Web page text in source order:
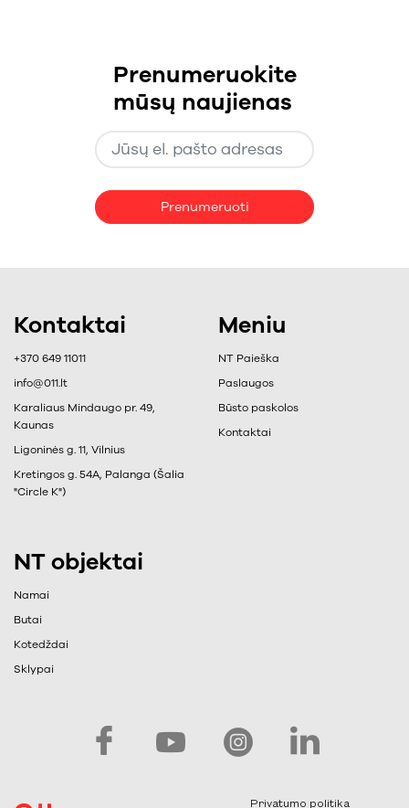
Kontaktai
+370 649 11011
info@011.lt
Karaliaus Mindaugo pr. 49,
Kaunas
Ligoninės g. 11, Vilnius
Kretingos g. 54A, Palanga (Šalia
"Circle K")
Meniu
NT Paieška
Paslaugos
Būsto paskolos
Kontaktai
NT objektai
Namai
Butai
Kotedždai
Sklypai
Prenumeruokite
mūsų naujienas
Prenumeruoti
Privatumo politika